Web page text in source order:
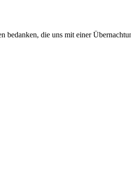
bedanken, die uns mit einer